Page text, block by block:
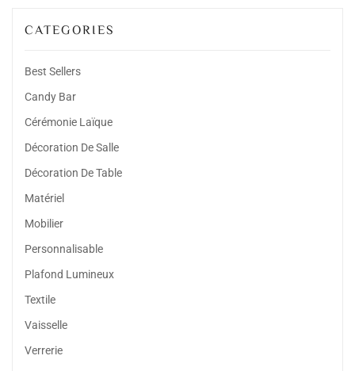
CATEGORIES
Best Sellers
Candy Bar
Cérémonie Laïque
Décoration De Salle
Décoration De Table
Matériel
Mobilier
Personnalisable
Plafond Lumineux
Textile
Vaisselle
Verrerie